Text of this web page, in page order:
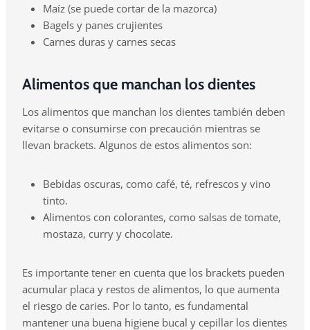
Maíz (se puede cortar de la mazorca)
Bagels y panes crujientes
Carnes duras y carnes secas
Alimentos que manchan los dientes
Los alimentos que manchan los dientes también deben
evitarse o consumirse con precaución mientras se
llevan brackets. Algunos de estos alimentos son:
Bebidas oscuras, como café, té, refrescos y vino
tinto.
Alimentos con colorantes, como salsas de tomate,
mostaza, curry y chocolate.
Es importante tener en cuenta que los brackets pueden
acumular placa y restos de alimentos, lo que aumenta
el riesgo de caries. Por lo tanto, es fundamental
mantener una buena higiene bucal y cepillar los dientes